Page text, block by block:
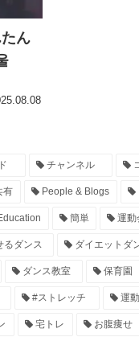
ん
チャンネル
有 People & Blogs
簡単 運動
るダンス ダイエットダ
ダンス教室 保育園
#ストレッチ 運
宅トレ お腹痩せ